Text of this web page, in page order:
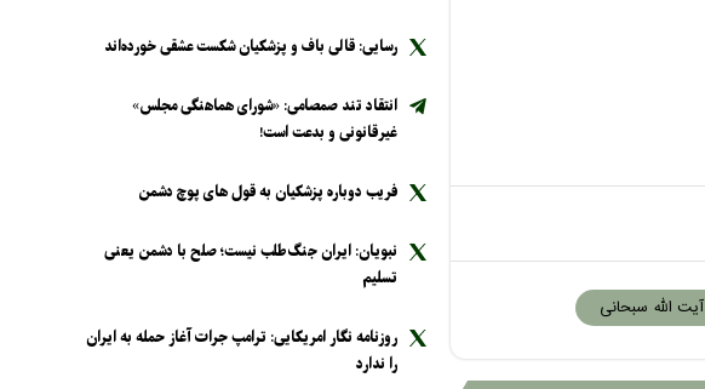
آیت الله سبحانی
رسایی: قالی باف و پزشکیان شکست عشقی خورده‌اند
انتقاد تند صمصامی: «شورای هماهنگی مجلس»
غیرقانونی و بدعت است!
فریب دوباره پزشکیان به قول های پوچ دشمن
نبویان: ایران جنگ‌طلب نیست؛ صلح با دشمن یعنی
تسلیم
روزنامه نگار امریکایی: ترامپ جرات آغاز حمله به ایران
را ندارد